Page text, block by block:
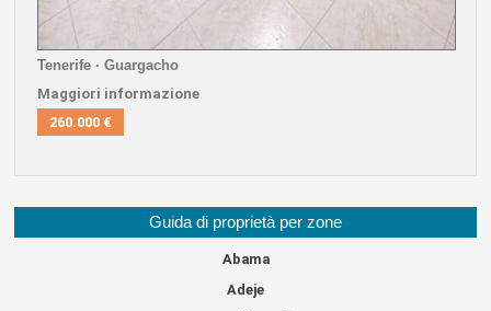
Tenerife · Guargacho
Maggiori informazione
260.000 €
Guida di proprietà per zone
Abama
Adeje